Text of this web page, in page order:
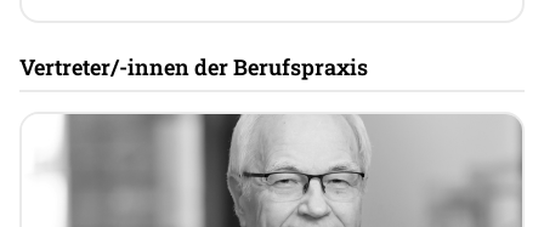
Vertreter/-innen der Berufspraxis